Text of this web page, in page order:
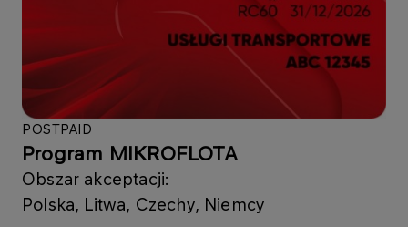
POSTPAID
Program MIKROFLOTA
Obszar akceptacji:
Polska, Litwa, Czechy, Niemcy